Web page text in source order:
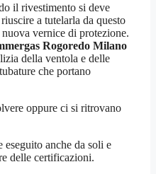
il rivestimento si deve
a tutelarla da questo
vernice di protezione.
Rogoredo Milano
della ventola e delle
che portano
oppure ci si ritrovano
anche da soli e
delle certificazioni.